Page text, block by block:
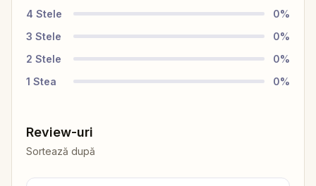
4 Stele 0%
3 Stele 0%
2 Stele 0%
1 Stea 0%
Review-uri
Sortează după